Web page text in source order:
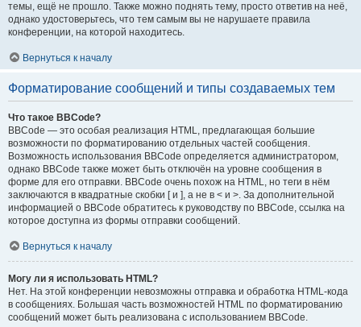
темы, ещё не прошло. Также можно поднять тему, просто ответив на неё,
однако удостоверьтесь, что тем самым вы не нарушаете правила
конференции, на которой находитесь.
Вернуться к началу
Форматирование сообщений и типы создаваемых тем
Что такое BBCode?
BBCode — это особая реализация HTML, предлагающая большие
возможности по форматированию отдельных частей сообщения.
Возможность использования BBCode определяется администратором,
однако BBCode также может быть отключён на уровне сообщения в
форме для его отправки. BBCode очень похож на HTML, но теги в нём
заключаются в квадратные скобки [ и ], а не в < и >. За дополнительной
информацией о BBCode обратитесь к руководству по BBCode, ссылка на
которое доступна из формы отправки сообщений.
Вернуться к началу
Могу ли я использовать HTML?
Нет. На этой конференции невозможны отправка и обработка HTML-кода
в сообщениях. Большая часть возможностей HTML по форматированию
сообщений может быть реализована с использованием BBCode.